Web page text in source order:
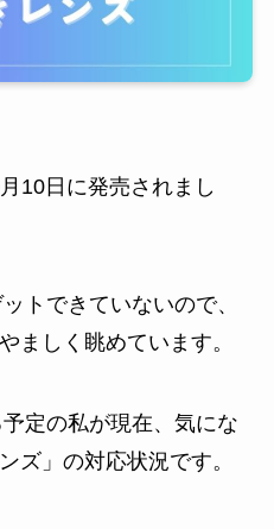
10日に発売されまし
トできていないので、
ましく眺めています。
定の私が現在、気にな
ズ」の対応状況です。